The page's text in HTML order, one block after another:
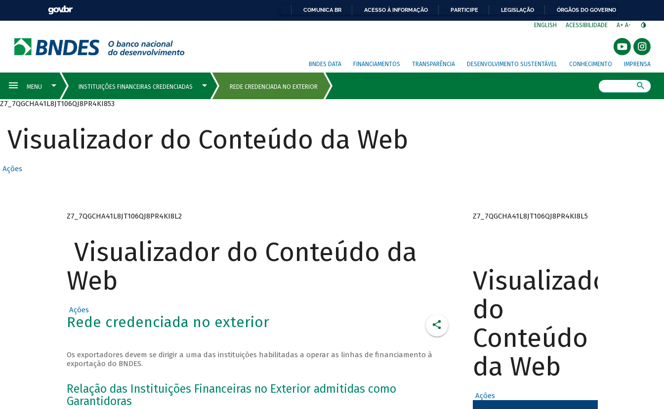
COMUNICA BR ACESSO À INFORMAÇÃO PARTICIPE LEGISLAÇÃO ÓRGÃOS DO GOVERNO
ENGLISH ACESSIBILIDADE A+ A-
BNDES DATA FINANCIAMENTOS TRANSPARÊNCIA DESENVOLVIMENTO SUSTENTÁVEL CONHECIMENTO IMPRENSA
Z7_7QGCHA41L8JT106QJ8PR4KI853
Visualizador do Conteúdo da Web
Ações
Z7_7QGCHA41L8JT106QJ8PR4KI8L2
Visualizador do Conteúdo da
Web
Ações
Rede credenciada no exterior
Os exportadores devem se dirigir a uma das instituições habilitadas a operar as linhas de financiamento à
exportação do BNDES.
Relação das Instituições Financeiras no Exterior admitidas como
Garantidoras
Z7_7QGCHA41L8JT106QJ8PR4KI8L5
Visualizador
do
Conteúdo
da Web
Ações